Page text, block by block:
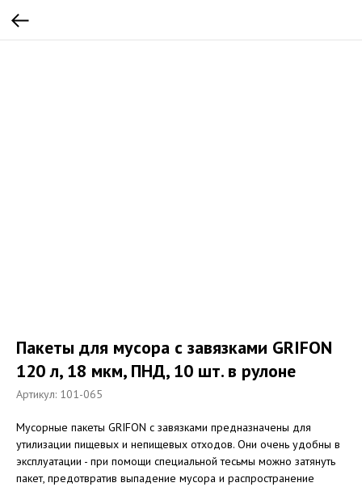
Пакеты для мусора с завязками GRIFON
120 л, 18 мкм, ПНД, 10 шт. в рулоне
Артикул: 101-065
Мусорные пакеты GRIFON с завязками предназначены для
утилизации пищевых и непищевых отходов. Они очень удобны в
эксплуатации - при помощи специальной тесьмы можно затянуть
пакет, предотвратив выпадение мусора и распространение